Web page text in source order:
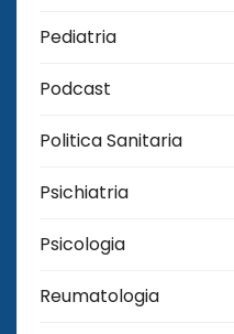
Pediatria
Podcast
Politica Sanitaria
Psichiatria
Psicologia
Reumatologia